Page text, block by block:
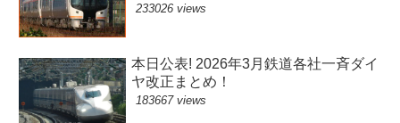
233026 views
本日公表! 2026年3月鉄道各社一斉ダイ
ヤ改正まとめ！
183667 views